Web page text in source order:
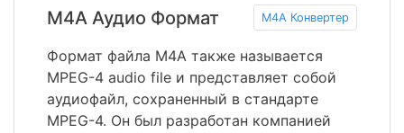
M4A Аудио Формат M4A Конвертер
Формат файла M4A также называется
MPEG-4 audio file и представляет собой
аудиофайл, сохраненный в стандарте
MPEG-4. Он был разработан компанией